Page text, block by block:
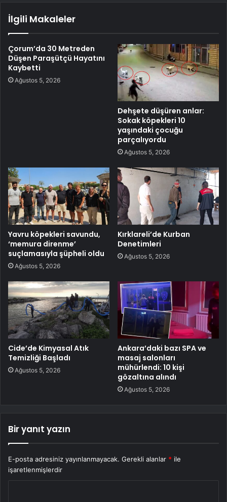
İlgili Makaleler
Çorum’da 30 Metreden
Düşen Paraşütçü Hayatını
Kaybetti
Ağustos 5, 2026
Dehşete düşüren anlar:
Sokak köpekleri 10
yaşındaki çocuğu
parçalıyordu
Ağustos 5, 2026
Yavru köpekleri savundu,
‘memura direnme’
suçlamasıyla şüpheli oldu
Ağustos 5, 2026
Kırklareli’de Kurban
Denetimleri
Ağustos 5, 2026
Cide’de Kimyasal Atık
Temizliği Başladı
Ağustos 5, 2026
Ankara’daki bazı SPA ve
masaj salonları
mühürlendi: 10 kişi
gözaltına alındı
Ağustos 5, 2026
Bir yanıt yazın
E-posta adresiniz yayınlanmayacak. Gerekli alanlar * ile
işaretlenmişlerdir